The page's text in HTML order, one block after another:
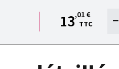
13,01 €
TTC
−